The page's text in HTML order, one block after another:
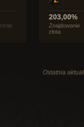
203,00%
Znajdowanie
złota
Ostatnia